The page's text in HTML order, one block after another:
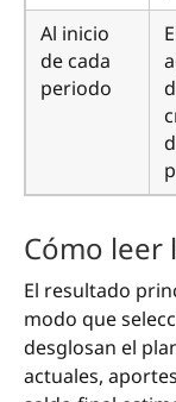
Al inicio
de cada
periodo
Cómo leer
El resultado
modo que
desglosan el
actuales,